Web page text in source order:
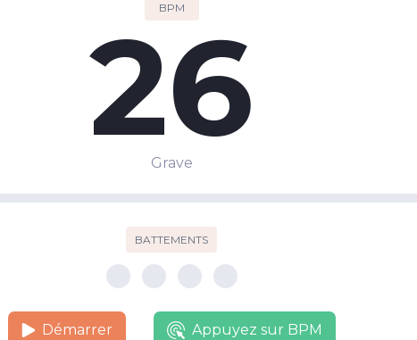
BPM
26
Grave
BATTEMENTS
Démarrer Appuyez sur BPM